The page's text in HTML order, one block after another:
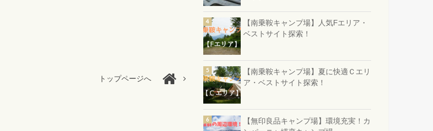
トップページへ
【南乗鞍キャンプ場】人気Fエリア・
ベストサイト探索！
【南乗鞍キャンプ場】夏に快適Ｃエリ
ア・ベストサイト探索！
【無印良品キャンプ場】環境充実！カ